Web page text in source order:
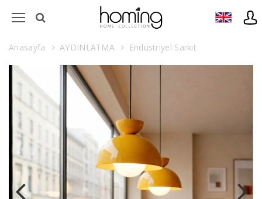
Anasayfa AYDINLATMA Endüstriyel Sarkıt